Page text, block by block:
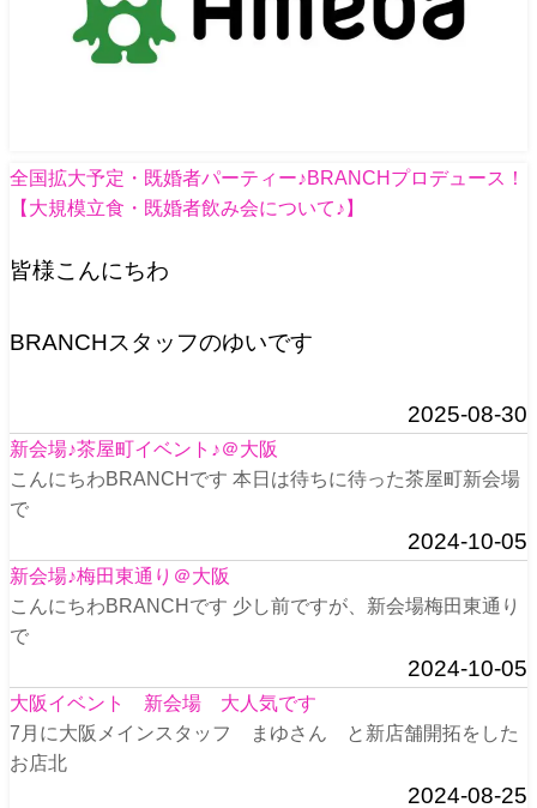
全国拡大予定・既婚者パーティー♪BRANCHプロデュース！
【大規模立食・既婚者飲み会について♪】
皆様こんにちわ
BRANCHスタッフのゆいです
2025-08-30
新会場♪茶屋町イベント♪＠大阪
こんにちわBRANCHです 本日は待ちに待った茶屋町新会場
で
2024-10-05
新会場♪梅田東通り＠大阪
こんにちわBRANCHです 少し前ですが、新会場梅田東通り
で
2024-10-05
大阪イベント 新会場 大人気です
7月に大阪メインスタッフ まゆさん と新店舗開拓をした
お店北
2024-08-25